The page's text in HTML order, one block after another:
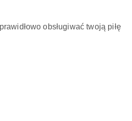
obsługiwać twoją piłę